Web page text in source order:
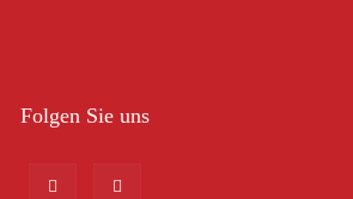
Folgen Sie uns